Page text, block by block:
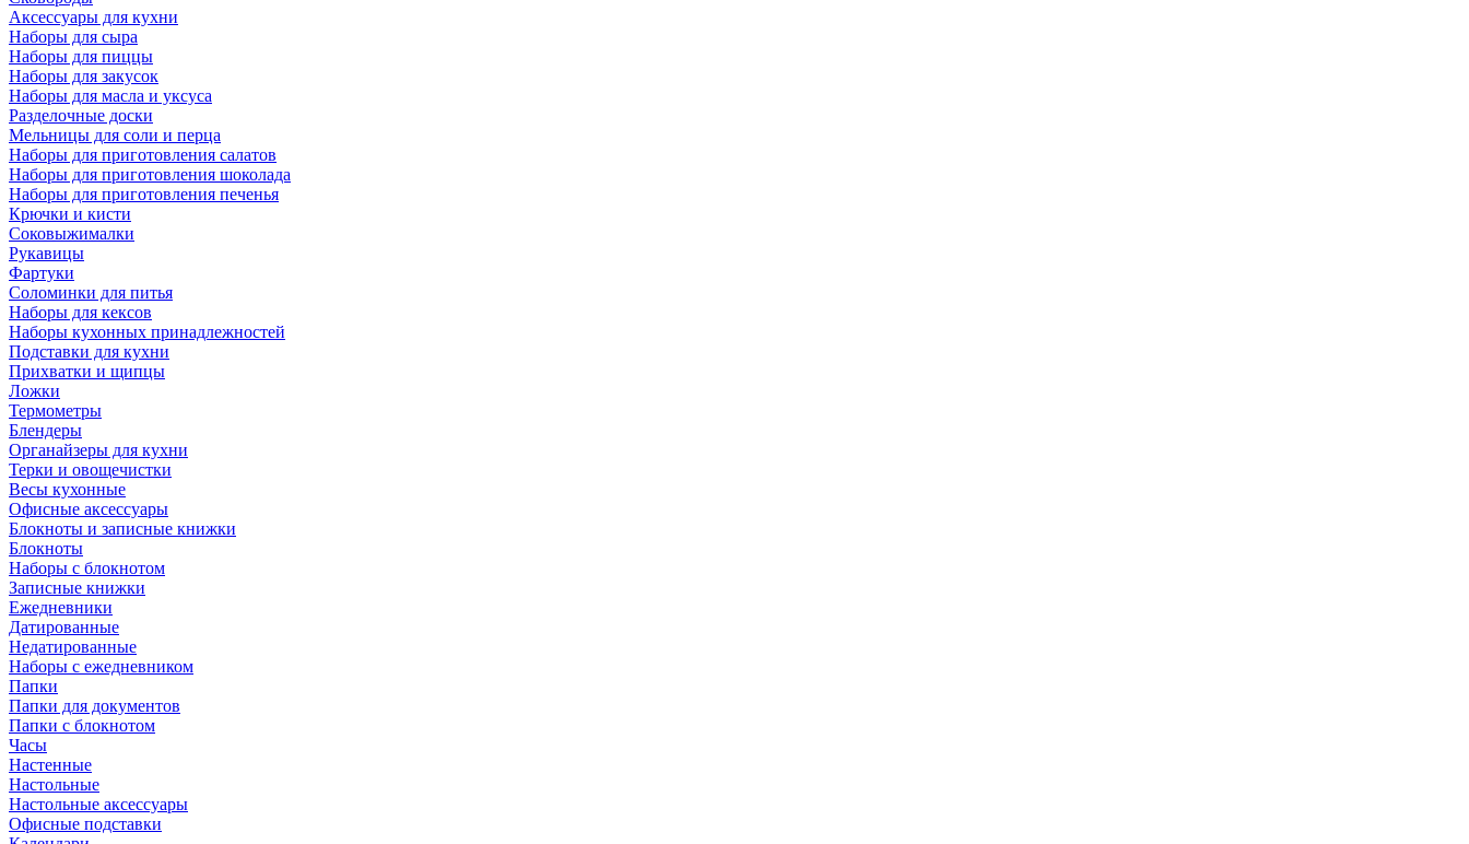
Аксессуары для кухни
Наборы для сыра
Наборы для пиццы
Наборы для закусок
Наборы для масла и уксуса
Разделочные доски
Мельницы для соли и перца
Наборы для приготовления салатов
Наборы для приготовления шоколада
Наборы для приготовления печенья
Крючки и кисти
Соковыжималки
Рукавицы
Фартуки
Соломинки для питья
Наборы для кексов
Наборы кухонных принадлежностей
Подставки для кухни
Прихватки и щипцы
Ложки
Термометры
Блендеры
Органайзеры для кухни
Терки и овощечистки
Весы кухонные
Офисные аксессуары
Блокноты и записные книжки
Блокноты
Наборы с блокнотом
Записные книжки
Ежедневники
Датированные
Недатированные
Наборы с ежедневником
Папки
Папки для документов
Папки с блокнотом
Часы
Настенные
Настольные
Настольные аксессуары
Офисные подставки